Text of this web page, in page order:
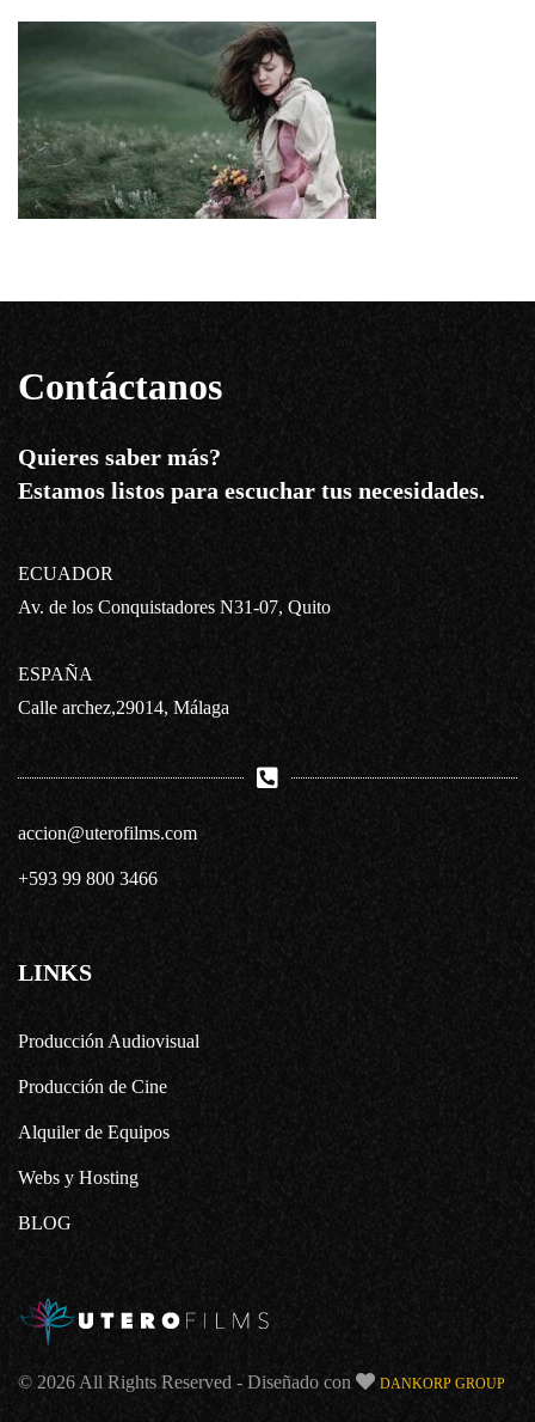
Contáctanos
Quieres saber más?
Estamos listos para escuchar tus necesidades.
ECUADOR
Av. de los Conquistadores N31-07, Quito
ESPAÑA
Calle archez,29014, Málaga
accion@uterofilms.com
+593 99 800 3466
LINKS
Producción Audiovisual
Producción de Cine
Alquiler de Equipos
Webs y Hosting
BLOG
© 2026 All Rights Reserved - Diseñado con DANKORP GROUP